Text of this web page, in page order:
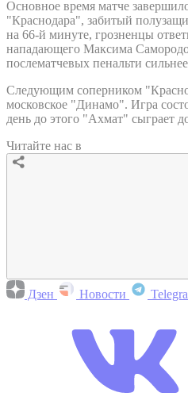
Основное время матче
"Краснодара", забитый
на 66-й минуте, грозненцы
нападающего Максима
послематчевых пенальти
Следующим соперником
московское "Динамо". Игра
день до этого "Ахмат" сыграет
Читайте нас в
Дзен Новости